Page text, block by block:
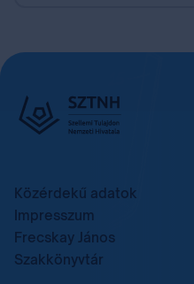
Közérdekű adatok
Impresszum
Frecskay János
Szakkönyvtár